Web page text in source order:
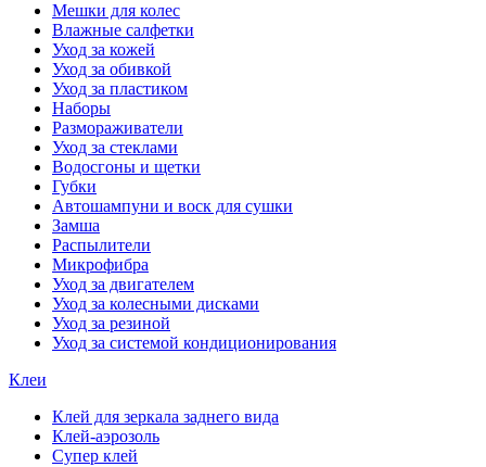
Мешки для колес
Влажные салфетки
Уход за кожей
Уход за обивкой
Уход за пластиком
Наборы
Размораживатели
Уход за стеклами
Водосгоны и щетки
Губки
Автошампуни и воск для сушки
Замша
Распылители
Микрофибра
Уход за двигателем
Уход за колесными дисками
Уход за резиной
Уход за системой кондиционирования
Клеи
Клей для зеркала заднего вида
Клей-аэрозоль
Супер клей